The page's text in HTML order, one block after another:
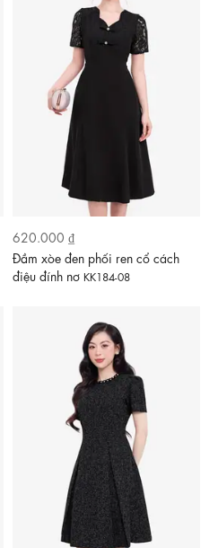
620.000 ₫
Đầm xòe đen phối ren cổ cách
điệu đính nơ KK184-08